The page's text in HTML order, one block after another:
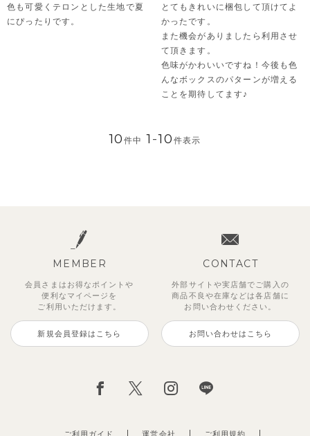
色も可愛くテロンとした生地で夏
にぴったりです。
とてもきれいに梱包して頂けてよ
かったです。
また機会がありましたら利用させ
て頂きます。
色味がかわいいですね！今後も色
んなボックスのパターンが増える
ことを期待してます♪
10件中 1 -10 件表示
MEMBER
会員さまはお得なポイントや
便利な マイページを
ご利用いただけます。
新規会員登録はこちら
CONTACT
外部サイトや実店舗でご購入の
商品不良や在庫などは各店舗に
お問い合わせください。
お問い合わせはこちら
ご利用ガイド 運営会社 ご利用規約